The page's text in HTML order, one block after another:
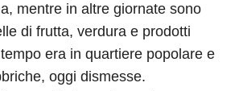
mentre in altre giornate sono
di frutta, verdura e prodotti
era in quartiere popolare e
oggi dismesse.